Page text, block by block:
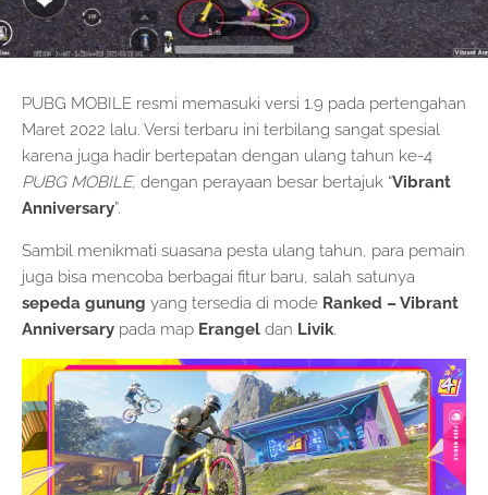
PUBG MOBILE resmi memasuki versi 1.9 pada pertengahan
Maret 2022 lalu. Versi terbaru ini terbilang sangat spesial
karena juga hadir bertepatan dengan ulang tahun ke-4
PUBG MOBILE, dengan perayaan besar bertajuk “Vibrant
Anniversary”.
Sambil menikmati suasana pesta ulang tahun, para pemain
juga bisa mencoba berbagai fitur baru, salah satunya
sepeda gunung yang tersedia di mode Ranked – Vibrant
Anniversary pada map Erangel dan Livik.